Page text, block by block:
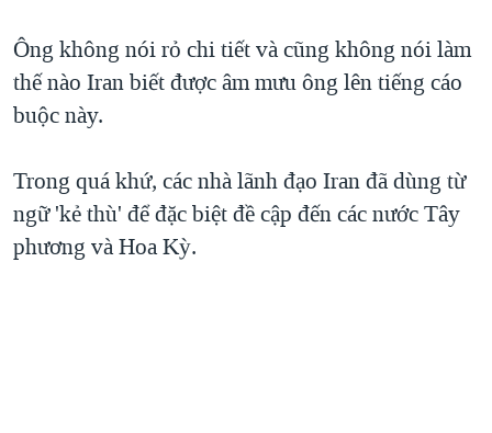
Ông không nói rỏ chi tiết và cũng không nói làm
thế nào Iran biết được âm mưu ông lên tiếng cáo
buộc này.
Trong quá khứ, các nhà lãnh đạo Iran đã dùng từ
ngữ 'kẻ thù' để đặc biệt đề cập đến các nước Tây
phương và Hoa Kỳ.